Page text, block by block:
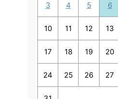
3 4 5 6
10 11 12 13
17 18 19 20
24 25 26 27